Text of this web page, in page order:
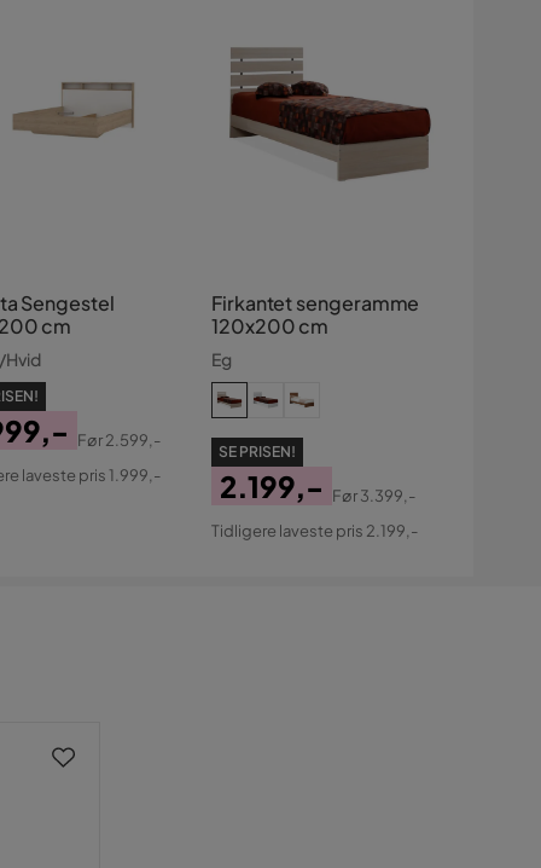
Sengestel
cm
Hvid
Før2.599,-
laveste pris 1.999,-
Firkantet sengeramme
120x200 cm
Eg
SE PRISEN!
Pris
2.199,-
Original
Før3.399,-
Tidligere laveste pris 2.199,-